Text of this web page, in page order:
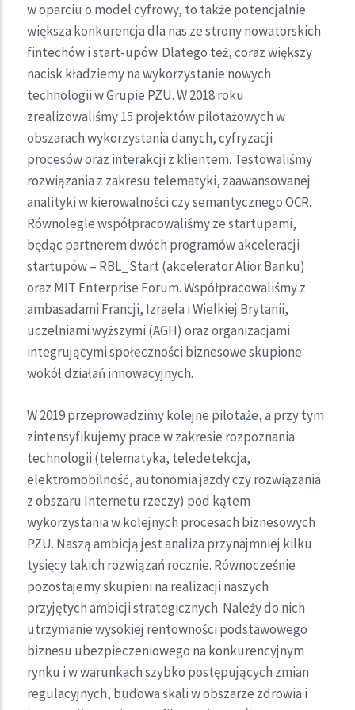
w oparciu o model cyfrowy, to także potencjalnie
większa konkurencja dla nas ze strony nowatorskich
fintechów i start-upów. Dlatego też, coraz większy
nacisk kładziemy na wykorzystanie nowych
technologii w Grupie PZU. W 2018 roku
zrealizowaliśmy 15 projektów pilotażowych w
obszarach wykorzystania danych, cyfryzacji
procesów oraz interakcji z klientem. Testowaliśmy
rozwiązania z zakresu telematyki, zaawansowanej
analityki w kierowalności czy semantycznego OCR.
Równolegle współpracowaliśmy ze startupami,
będąc partnerem dwóch programów akceleracji
startupów – RBL_Start (akcelerator Alior Banku)
oraz MIT Enterprise Forum. Współpracowaliśmy z
ambasadami Francji, Izraela i Wielkiej Brytanii,
uczelniami wyższymi (AGH) oraz organizacjami
integrującymi społeczności biznesowe skupione
wokół działań innowacyjnych.
W 2019 przeprowadzimy kolejne pilotaże, a przy tym
zintensyfikujemy prace w zakresie rozpoznania
technologii (telematyka, teledetekcja,
elektromobilność, autonomia jazdy czy rozwiązania
z obszaru Internetu rzeczy) pod kątem
wykorzystania w kolejnych procesach biznesowych
PZU. Naszą ambicją jest analiza przynajmniej kilku
tysięcy takich rozwiązań rocznie. Równocześnie
pozostajemy skupieni na realizacji naszych
przyjętych ambicji strategicznych. Należy do nich
utrzymanie wysokiej rentowności podstawowego
biznesu ubezpieczeniowego na konkurencyjnym
rynku i w warunkach szybko postępujących zmian
regulacyjnych, budowa skali w obszarze zdrowia i